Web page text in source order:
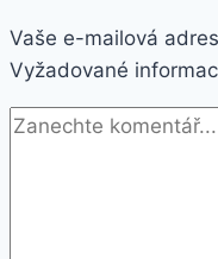
Vaše e-mailová
Vyžadované